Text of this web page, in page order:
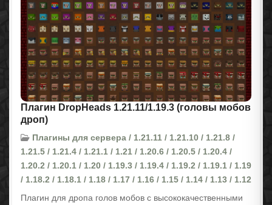
Плагин DropHeads 1.21.11/1.19.3 (головы мобов
дроп)
Плагины для сервера / 1.21.11 / 1.21.10 / 1.21.8 /
1.21.5 / 1.21.4 / 1.21.1 / 1.21 / 1.20.6 / 1.20.5 / 1.20.4 /
1.20.2 / 1.20.1 / 1.20 / 1.19.3 / 1.19.4 / 1.19.2 / 1.19.1 / 1.19
/ 1.18.2 / 1.18.1 / 1.18 / 1.17 / 1.16 / 1.15 / 1.14 / 1.13 / 1.12
Плагин для дропа голов мобов с высококачественными